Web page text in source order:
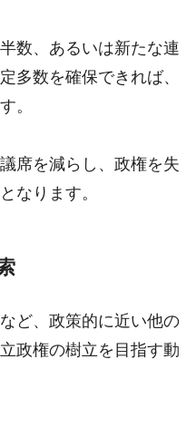
数、あるいは新たな連
多数を確保できれば、
。
席を減らし、政権を失
なります。
ど、政策的に近い他の
政権の樹立を目指す動